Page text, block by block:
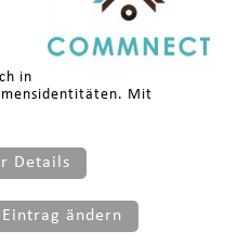
in
Mit
Details
Eintrag ändern